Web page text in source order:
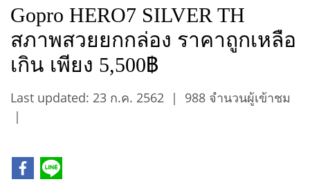
Gopro HERO7 SILVER TH
สภาพสวยยกกล่อง ราคาถูกเหลือ
เกิน เพียง 5,500฿
Last updated: 23 ก.ค. 2562 |
988 จำนวนผู้เข้าชม
|